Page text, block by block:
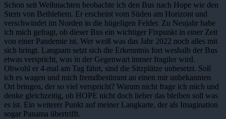
Schon seit Weihnachten beobachte ich den Bus nach Hope wie den
Stern von Bethlehem. Er erscheint vom Süden am Horizont und
verschwindet im Norden in die hügeligen Felder. Zu Neujahr habe
ich mich gefragt, ob dieser Bus ein wichtiger Fixpunkt in einer Zeit
von einer Pandemie ist. Wer weiß was das Jahr 2022 noch alles mit
sich bringt. Langsam setzt sich die Erkenntnis fort weshalb der Bus
etwas verspricht, was in der Gegenwart immer fragiler wird.
Obwohl er 4-mal am Tag fährt, sind die Sitzplätze unbesetzt. Soll
ich es wagen und mich fremdbestimmt an einen mir unbekannten
Ort bringen, der so viel verspricht? Warum nicht frage ich mich und
denke gleichzeitig, ob HOPE nicht doch lieber das bleiben soll was
es ist. Ein weiterer Punkt auf meiner Langkarte, der als Imagination
sogar Panama übertrifft.